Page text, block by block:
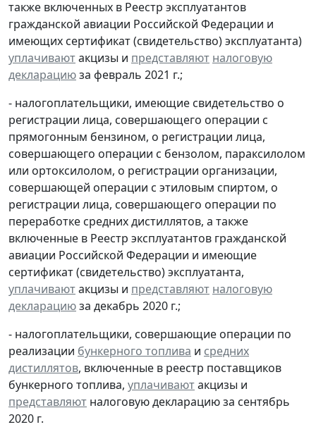
также включенных в Реестр эксплуатантов
гражданской авиации Российской Федерации и
имеющих сертификат (свидетельство) эксплуатанта)
уплачиваютакцизы и представляют налоговую
декларациюза февраль 2021 г.;
- налогоплательщики, имеющие свидетельство о
регистрации лица, совершающего операции с
прямогонным бензином, о регистрации лица,
совершающего операции с бензолом, параксилолом
или ортоксилолом, о регистрации организации,
совершающей операции с этиловым спиртом, о
регистрации лица, совершающего операции по
переработке средних дистиллятов, а также
включенные в Реестр эксплуатантов гражданской
авиации Российской Федерации и имеющие
сертификат (свидетельство) эксплуатанта,
уплачиваютакцизы и представляют налоговую
декларациюза декабрь 2020 г.;
- налогоплательщики, совершающие операции по
реализации бункерного топлива и средних
дистиллятов, включенные в реестр поставщиков
бункерного топлива, уплачиваютакцизы и
представляют налоговую декларацию за сентябрь
2020 г.